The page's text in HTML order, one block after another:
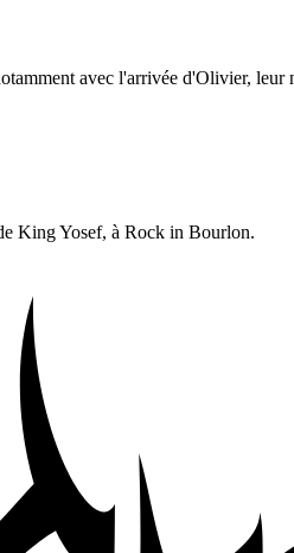
avec l'arrivée d'Olivier, leur
King Yosef, à Rock in Bourlon.